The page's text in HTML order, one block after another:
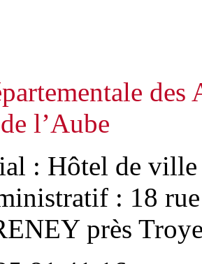
des
l’Aube
: Hôtel de
: 18 rue
près